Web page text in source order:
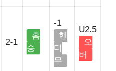
2-1
홈
승
-1
핸
디
무
U2.5
오
버